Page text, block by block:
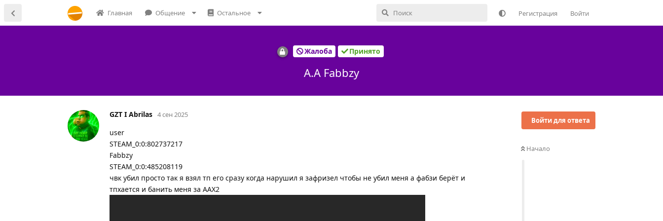
Главная Общение Остальное Регистрация Войти
Жалоба Принято
A.A Fabbzy
Войти для ответа
Начало
GZT I Abrilas 4 сен 2025
usеr
STEAM_0:0:802737217
Fabbzy
STEAM_0:0:485208119
чвк убил просто так я взял тп его сразу когда нарушил я зафризел чтобы не убил меня а фабзи берёт и
тпхается и банить меня за ААX2